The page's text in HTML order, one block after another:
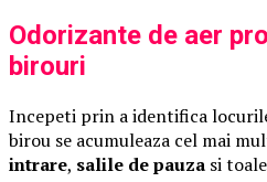
Odorizante de aer
birouri
Incepeti prin a identifica
birou se acumuleaza cel mai
intrare, salile de pauza si